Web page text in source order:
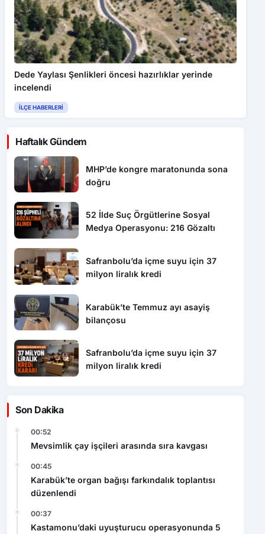
Dede Yaylası Şenlikleri öncesi hazırlıklar yerinde
incelendi
İLÇE HABERLERI
Haftalık Gündem
MHP’de kongre maratonunda sona
doğru
52 İlde Suç Örgütlerine Sosyal
Medya Operasyonu: 216 Gözaltı
Safranbolu’da içme suyu için 37
milyon liralık kredi
Karabük’te Temmuz ayı asayiş
bilançosu
Safranbolu’da içme suyu için 37
milyon liralık kredi
Son Dakika
00:52
Mevsimlik çay işçileri arasında sıra kavgası
00:45
Karabük’te organ bağışı farkındalık toplantısı
düzenlendi
00:37
Kastamonu’daki uyuşturucu operasyonunda 5